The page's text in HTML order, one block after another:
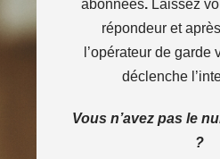
abonnées. Laissez
répondeur et
l’opérateur de garde
déclenche
Vous n’avez pas le
?